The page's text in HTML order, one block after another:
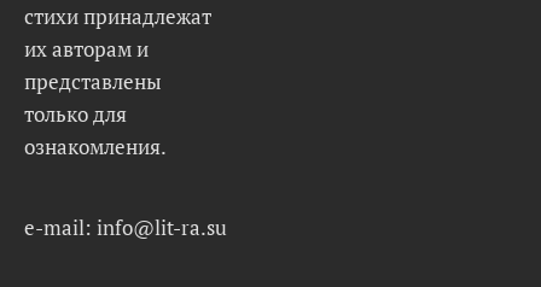
стихи принадлежат
их авторам и
представлены
только для
ознакомления.
e-mail: info@lit-ra.su